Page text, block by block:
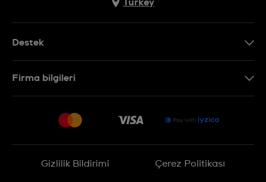
Turkey
Destek
İade Politikası
Firma bilgileri
Gizlilik Bildirimi Çerez Politikası